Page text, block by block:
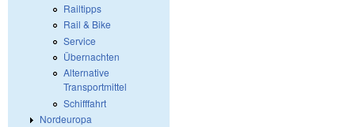
Railtipps
Rail & Bike
Service
Übernachten
Alternative
Transportmittel
Schifffahrt
Nordeuropa